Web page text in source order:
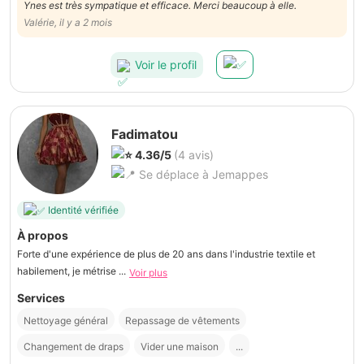
Ynes est très sympatique et efficace. Merci beaucoup à elle.
Valérie, il y a 2 mois
Voir le profil
Fadimatou
4.36/5 (4 avis)
Se déplace à Jemappes
Identité vérifiée
À propos
Forte d'une expérience de plus de 20 ans dans l'industrie textile et
habilement, je métrise ... Voir plus
Services
Nettoyage général Repassage de vêtements
Changement de draps Vider une maison ...